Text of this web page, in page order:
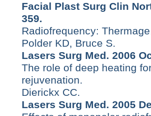
Facial Plast Surg Clin
359.
Radiofrequency:
Polder KD, Bruce S.
Lasers Surg Med. 2006
The role of deep heating
rejuvenation.
Dierickx CC.
Lasers Surg Med. 2005